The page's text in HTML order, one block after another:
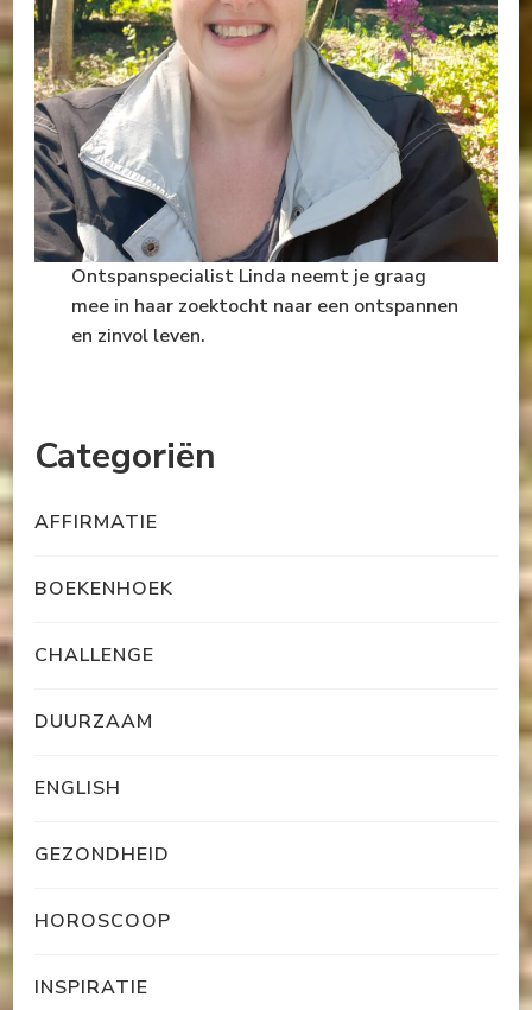
Ontspanspecialist Linda neemt je graag
mee in haar zoektocht naar een ontspannen
en zinvol leven.
Categoriën
AFFIRMATIE
BOEKENHOEK
CHALLENGE
DUURZAAM
ENGLISH
GEZONDHEID
HOROSCOOP
INSPIRATIE